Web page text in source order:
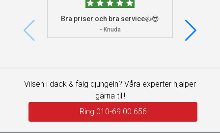
Bra priser och bra service👍😎
- Knuda
Vilsen i däck & fälg djungeln? Våra experter hjälper
gärna till!
Ring 010-69 00 656